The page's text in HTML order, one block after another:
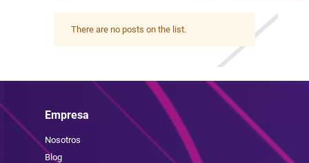
There are no posts on the list.
Empresa
Nosotros
Blog